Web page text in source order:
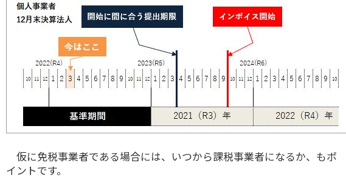
仮に免税事業者である場合には、いつから課税事業者になるか、もポ
イントです。